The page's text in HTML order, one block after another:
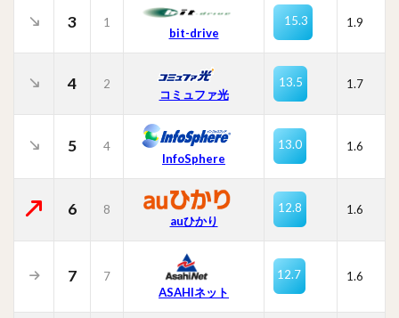
3 1
bit-drive
15.3 1.9
4 2
コミュファ光
13.5 1.7
5
4
InfoSphere
13.0 1.6
6
8
auひかり
12.8 1.6
7
7
ASAHIネット
12.7 1.6